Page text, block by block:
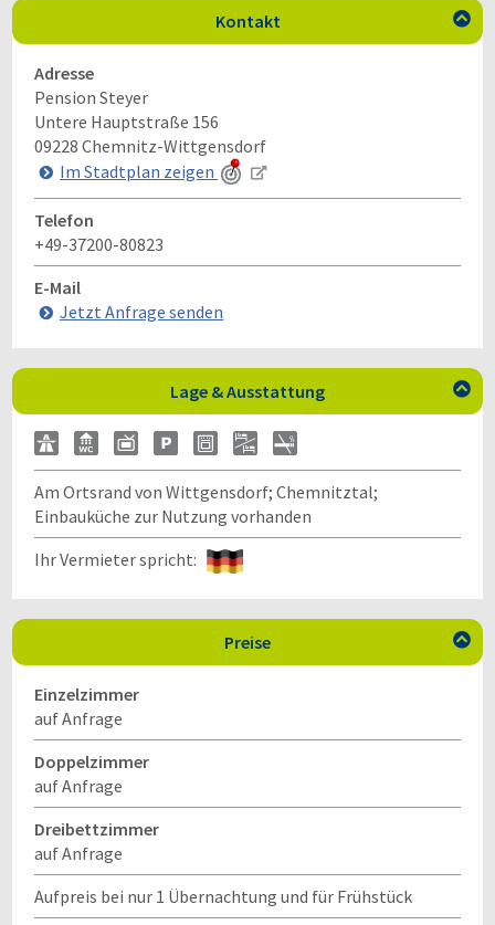
Kontakt 
Adresse
Pension Steyer
Untere Hauptstraße 156
09228 Chemnitz-Wittgensdorf
Im Stadtplan zeigen
Telefon
+49-37200-80823
E-Mail
Jetzt Anfrage senden
Lage & Ausstattung 
Am Ortsrand von Wittgensdorf; Chemnitztal;
Einbauküche zur Nutzung vorhanden
Ihr Vermieter spricht:
Preise 
Einzelzimmer
auf Anfrage
Doppelzimmer
auf Anfrage
Dreibettzimmer
auf Anfrage
Aufpreis bei nur 1 Übernachtung und für Frühstück